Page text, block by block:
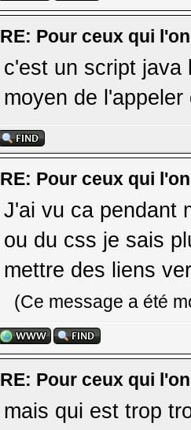
RE: Pour ceux qui
c'est un script java
moyen de
RE: Pour ceux qui
J'ai vu ca pendant
ou du css je sais
mettre des liens
(Ce message a été
RE: Pour ceux qui
mais qui est trop